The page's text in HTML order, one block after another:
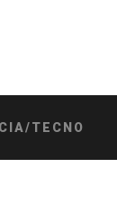
TECNO